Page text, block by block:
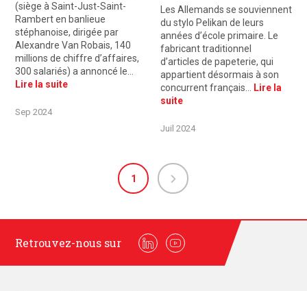
(siège à Saint-Just-Saint-
Rambert en banlieue
stéphanoise, dirigée par
Alexandre Van Robais, 140
millions de chiffre d’affaires,
300 salariés) a annoncé le…
Lire la suite
Sep 2024
Les Allemands se souviennent
du stylo Pelikan de leurs
années d’école primaire. Le
fabricant traditionnel
d’articles de papeterie, qui
appartient désormais à son
concurrent français…
Lire la
suite
Juil 2024
1
Retrouvez-nous sur
LinkedinYoutube